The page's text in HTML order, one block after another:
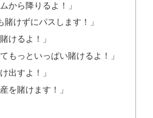
から降りるよ！」
賭けずにパスします！」
けるよ！」
もっといっぱい賭けるよ！」
出すよ！」
を賭けます！」